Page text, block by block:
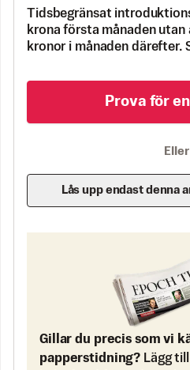
Tidsbegränsat
krona första månaden utan
kronor i månaden därefter.
Prova för
Eller
Lås upp endast denna
Gillar du precis som vi
papperstidning? Lägg